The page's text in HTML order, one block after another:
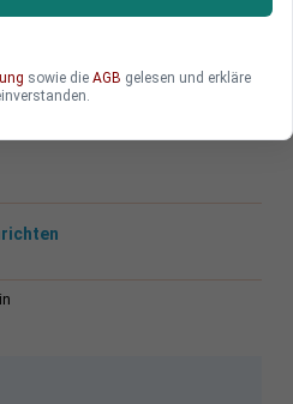
Francois Hollande,
sieht sie
sie aus dem Politik- in
sowie die AGB gelesen und erkläre